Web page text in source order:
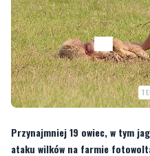
Przynajmniej 19 owiec, w tym
ataku wilków na farmie
pastuchy, ofladrowanie, ale
wiemy co robić - mówi Mateusz